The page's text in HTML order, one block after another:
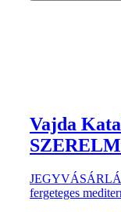
Vajda
fergeteges